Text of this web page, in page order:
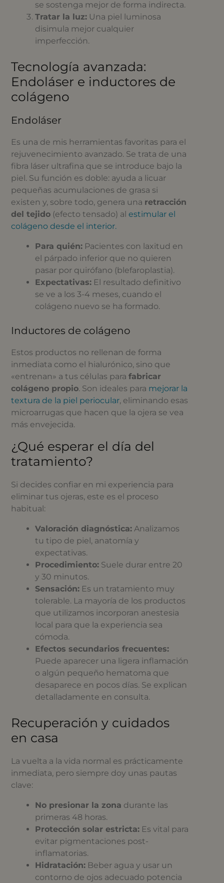
se sostenga mejor de forma indirecta.
Tratar la luz: Una piel luminosa
disimula mejor cualquier
imperfección.
Tecnología avanzada:
Endoláser e inductores de
colágeno
Endoláser
Es una de mis herramientas favoritas para el
rejuvenecimiento avanzado. Se trata de una
fibra láser ultrafina que se introduce bajo la
piel. Su función es doble: ayuda a licuar
pequeñas acumulaciones de grasa si
existen y, sobre todo, genera una retracción
del tejido (efecto tensado) alestimular el
colágeno desde el interior.
Para quién: Pacientes con laxitud en
el párpado inferior que no quieren
pasar por quirófano (blefaroplastia).
Expectativas: El resultado definitivo
se ve a los 3-4 meses, cuando el
colágeno nuevo se ha formado.
Inductores de colágeno
Estos productos no rellenan de forma
inmediata como el hialurónico, sino que
«entrenan» a tus células parafabricar
colágeno propio. Son ideales para mejorar la
textura de la piel periocular, eliminando esas
microarrugas que hacen que la ojera se vea
más envejecida.
¿Qué esperar el día del
tratamiento?
Si decides confiar en mi experiencia para
eliminar tus ojeras, este es el proceso
habitual:
Valoración diagnóstica: Analizamos
tu tipo de piel, anatomía y
expectativas.
Procedimiento: Suele durar entre 20
y 30 minutos.
Sensación: Es un tratamiento muy
tolerable. La mayoría de los productos
que utilizamos incorporan anestesia
local para que la experiencia sea
cómoda.
Efectos secundarios frecuentes:
Puede aparecer una ligera inflamación
o algún pequeño hematoma que
desaparece en pocos días. Se explican
detalladamente en consulta.
Recuperación y cuidados
en casa
La vuelta a la vida normal es prácticamente
inmediata, pero siempre doy unas pautas
clave:
No presionar la zona durante las
primeras 48 horas.
Protección solar estricta: Es vital para
evitar pigmentaciones post-
inflamatorias.
Hidratación: Beber agua y usar un
contorno de ojos adecuado potencia